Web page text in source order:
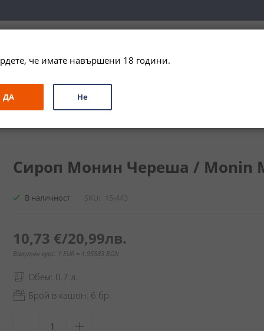
ЗА ПОДАРЪК ПРОМО СПЕЦИАЛНИ ПРЕДЛОЖЕНИЯ
Cherry Syrup
Сироп Монин Череша / Monin
В наличност SKU 15-443
10,73 €/20,99лв.
Валутен курс: 1 EUR = 1.95583 BGN
Обем: 0.7 л.
Брой в кашон: 6 бр.
че имате навършени 18 години.
ДА Не